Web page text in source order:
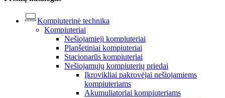
Kompiuterinė technika
Kompiuteriai
Nešiojamieji kompiuteriai
Planšetiniai kompiuteriai
Stacionarūs kompiuteriai
Nešiojamųjų kompiuterių priedai
Įkrovikliai pakrovėjai nešiojamiems
kompiuteriams
Akumuliatoriai kompiuteriams